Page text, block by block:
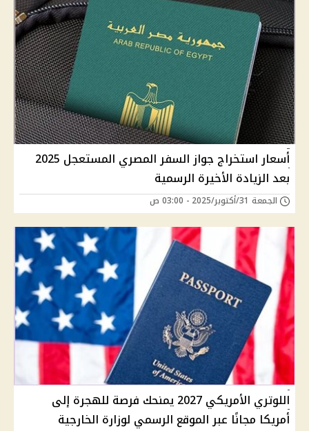
أسعار استخراج جواز السفر المصري المستعجل 2025
بعد الزيادة الأخيرة الرسمية
الجمعة 31/أكتوبر/2025 - 03:00 ص
اللوتري الأمريكي 2027 يمنحك فرصة للهجرة إلى
أمريكا مجانًا عبر الموقع الرسمي لوزارة الخارجية